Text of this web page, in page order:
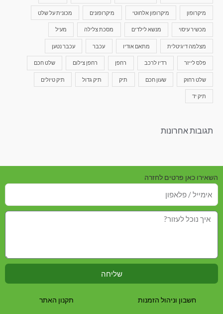
מיקרופון מיקרופון אלחוטי מיקרופונים מכונית על שלט
מכשיר עיסוי מנשא לילדים מסכת צלילה מעיל
מצלמה דיגיטלית מתאם אודיו עכבר עכבר נטען
פלס לייזר רדיו לרכב רחפן רחפן צילום שלט חכם
שלט רחוק שעון חכם תיק תיק גדול תיק טיולים
תיק יד
תגובות אחרונות
השאירו כאן פרטים לחזרה
שליחה
חשבון וניהול הזמנות תקנון האתר